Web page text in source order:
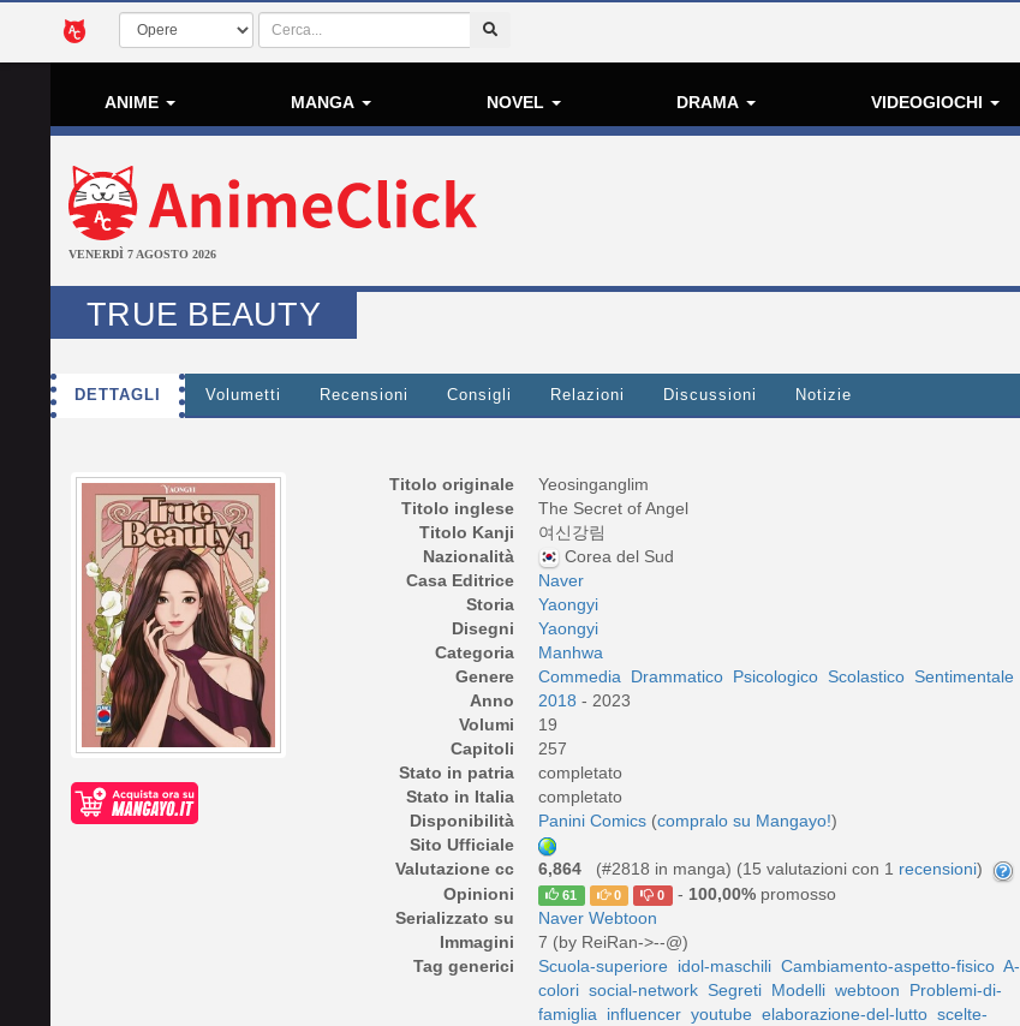
ANIME MANGA NOVEL DRAMA VIDEOGIOCHI
VENERDÌ 7 AGOSTO 2026
TRUE BEAUTY
DETTAGLI Volumetti Recensioni Consigli Relazioni Discussioni Notizie
Titolo originale
Yeosinganglim
Titolo inglese
The Secret of Angel
Titolo Kanji
여신강림
Nazionalità
Corea del Sud
Casa Editrice
Naver
Storia
Yaongyi
Disegni
Yaongyi
Categoria
Manhwa
Genere
Commedia Drammatico Psicologico Scolastico Sentimentale
Anno
2018 - 2023
Volumi
19
Capitoli
257
Stato in patria
completato
Stato in Italia
completato
Disponibilità
Panini Comics (compralo su Mangayo!)
Sito Ufficiale
Valutazione cc
6,864 (#2818 in manga) (15 valutazioni con 1 recensioni)
Opinioni
61 0 0 - 100,00%promosso
Serializzato su
Naver Webtoon
Immagini
7 (by ReiRan->--@)
Tag generici
Scuola-superiore idol-maschili Cambiamento-aspetto-fisico A-
colori social-network Segreti Modelli webtoon
Problemi-di-
famiglia
influencer youtube elaborazione-del-lutto scelte-